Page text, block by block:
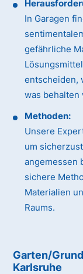
In Garagen
gefährliche
entscheiden,
was behalten
Methoden:
Unsere
um
angemessen
sichere
Materialien
Raums.
Garten/
Karlsruhe